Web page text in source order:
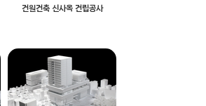
건원건축 신사옥 건립공사